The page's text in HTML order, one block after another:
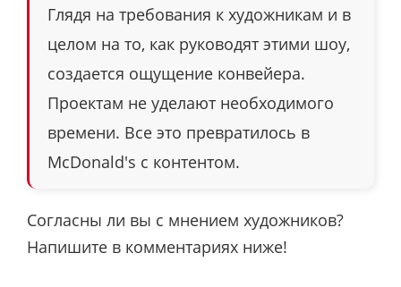
Глядя на требования к художникам и в
целом на то, как руководят этими шоу,
создается ощущение конвейера.
Проектам не уделают необходимого
времени. Все это превратилось в
McDonald's с контентом.
Согласны ли вы с мнением художников?
Напишите в комментариях ниже!